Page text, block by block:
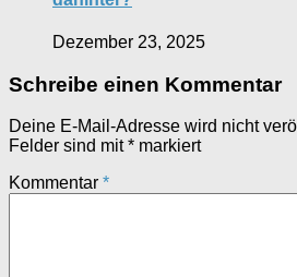
Dezember 23, 2025
Schreibe einen Kommentar
Deine E-Mail-Adresse wird nicht
Felder sind mit* markiert
Kommentar *